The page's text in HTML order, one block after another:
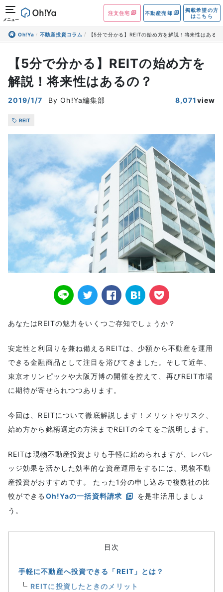
メニュー
注文住宅 不動産売却
掲載希望の方
はこちら
Oh!Ya 不動産投資コラム 【5分で分かる】REITの始め方を解説！将来性はある
【5分で分かる】REITの始め方を
解説！将来性はあるの？
2019/1/7 By Oh!Ya編集部 8,071view
REIT
あなたはREITの魅力をいくつご存知でしょうか？
安定性と利回りを兼ね備えるREITは、少額から不動産を運用
できる金融商品として注目を浴びてきました。そして近年、
東京オリンピックや大阪万博の開催を控えて、再びREIT市場
に期待が寄せられつつあります。
今回は、REITについて徹底解説します！メリットやリスク、
始め方から銘柄選定の方法までREITの全てをご説明します。
REITは現物不動産投資よりも手軽に始められますが、レバレ
ッジ効果を活かした効率的な資産運用をするには、現物不動
産投資がおすすめです。 たった1分の申し込みで複数社の比
較ができる Oh!Yaの一括資料請求
を是非活用しましょ
う。
目次
手軽に不動産へ投資できる「REIT」とは？
REITに投資したときのメリット